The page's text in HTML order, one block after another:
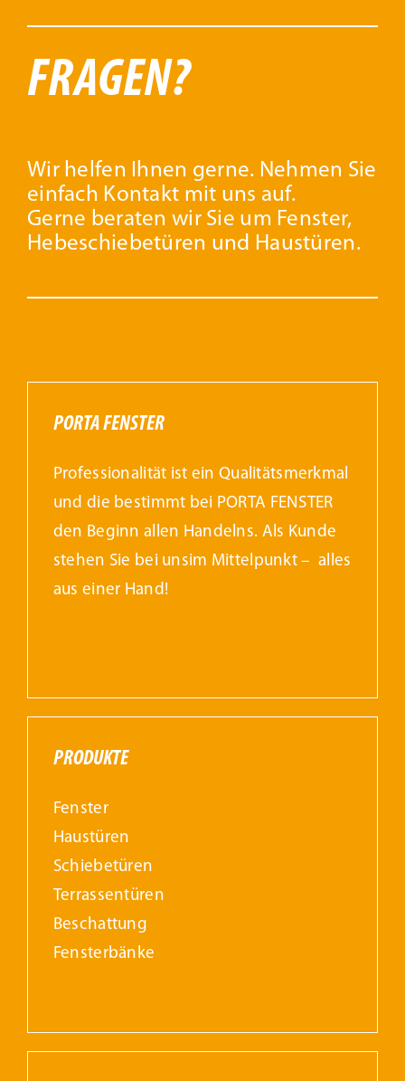
FRAGEN?
Wir helfen Ihnen gerne. Nehmen Sie
einfach Kontakt mit uns auf.
Gerne beraten wir Sie um Fenster,
Hebeschiebetüren und Haustüren.
PORTA FENSTER
Professionalität ist ein Qualitätsmerkmal
und die bestimmt bei PORTA FENSTER
den Beginn allen Handelns. Als Kunde
stehen Sie bei unsim Mittelpunkt – alles
aus einer Hand!
PRODUKTE
Fenster
Haustüren
Schiebetüren
Terrassentüren
Beschattung
Fensterbänke